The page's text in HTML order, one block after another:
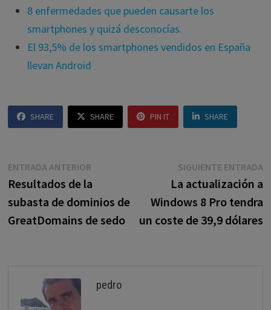
8 enfermedades que pueden causarte los
smartphones y quizá desconocías.
El 93,5% de los smartphones vendidos en España
llevan Android
SHARE SHARE PIN IT SHARE
Navegación
de
entradas
ENTRADA ANTERIOREntrada
anterior:
Resultados de la
subasta de dominios de
GreatDomains de sedo
SIGUIENTE ENTRADA
La actualización a
Windows 8 Pro tendra
un coste de 39,9 dólares
pedro